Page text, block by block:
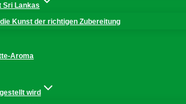
Sri Lankas
Kunst der richtigen Zubereitung
Aroma
wird